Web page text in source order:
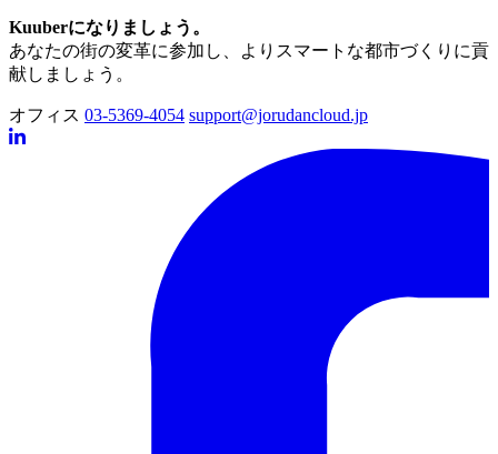
Kuuberになりましょう。
あなたの街の変革に参加し、よりスマートな都市づくりに貢
献しましょう。
オフィス 03-5369-4054 support@jorudancloud.jp